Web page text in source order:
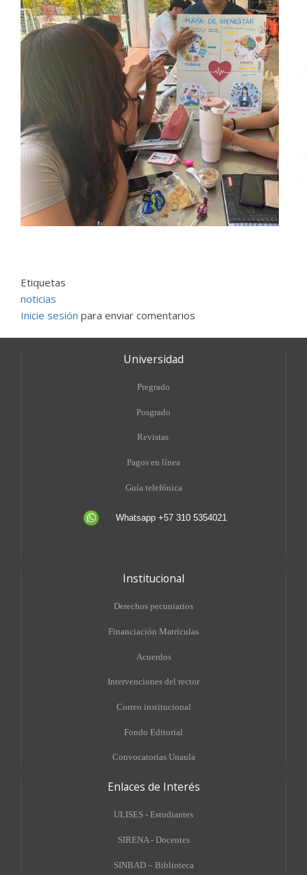
Etiquetas
noticias
Inicie sesión para enviar comentarios
Universidad
Pregrado
Posgrado
Revistas
Pagos en línea
Guía telefónica
Whatsapp +57 310 5354021
Institucional
Derechos pecuniarios
Financiación Matrículas
Acuerdos
Intervenciones del rector
Correo institucional
Fondo Editorial
Convocatorias Unaula
Enlaces de Interés
ULISES - Estudiantes
SIRENA - Docentes
SINBAD – Biblioteca